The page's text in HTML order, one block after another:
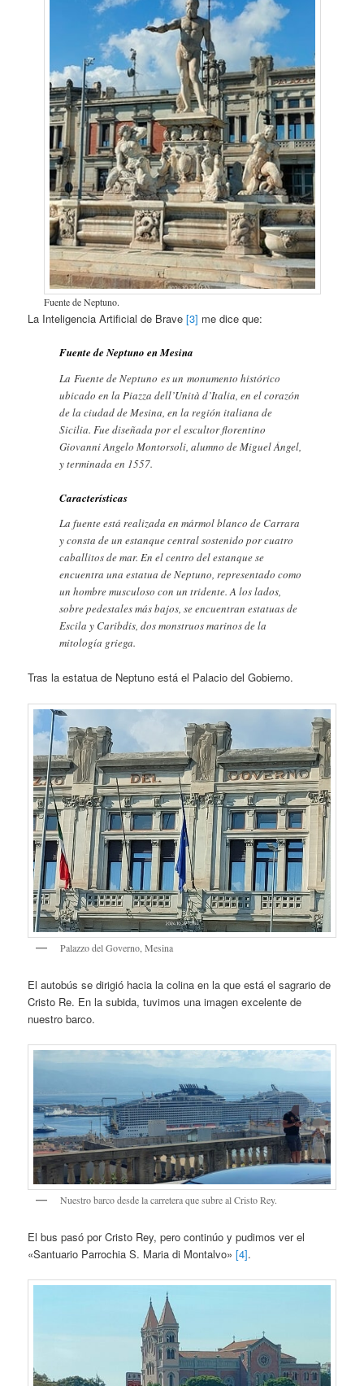
Fuente de Neptuno.
La Inteligencia Artificial de Brave[3] me dice que:
Fuente de Neptuno en Mesina
La Fuente de Neptuno es un monumento histórico
ubicado en la Piazza dell’Unità d’Italia, en el corazón
de la ciudad de Mesina, en la región italiana de
Sicilia. Fue diseñada por el escultor florentino
Giovanni Angelo Montorsoli, alumno de Miguel Ángel,
y terminada en 1557.
Características
La fuente está realizada en mármol blanco de Carrara
y consta de un estanque central sostenido por cuatro
caballitos de mar. En el centro del estanque se
encuentra una estatua de Neptuno, representado como
un hombre musculoso con un tridente. A los lados,
sobre pedestales más bajos, se encuentran estatuas de
Escila y Caribdis, dos monstruos marinos de la
mitología griega.
Tras la estatua de Neptuno está el Palacio del Gobierno.
Palazzo del Governo, Mesina
El autobús se dirigió hacia la colina en la que está el sagrario de
Cristo Re. En la subida, tuvimos una imagen excelente de
nuestro barco.
Nuestro barco desde la carretera que subre al Cristo Rey.
El bus pasó por Cristo Rey, pero continúo y pudimos ver el
«Santuario Parrochia S. Maria di Montalvo» [4].